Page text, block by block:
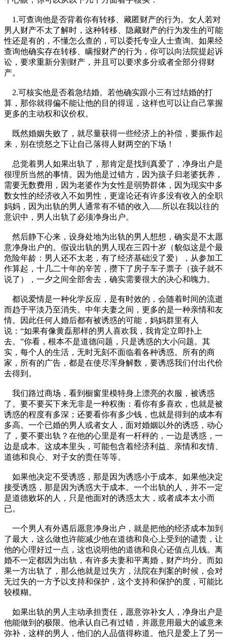
1.可查询他是否背着你有转移、藏匿财产的行为。女人若对
男人财产不太了解时，这种转移、隐藏财产的行为发生的可能
性还是有的，不懂怎么查的，可以委托专业人士查询。如果经
查询他确实存在转移、瞒报财产的行为，你可以向法院提起诉
讼，要求重新分割财产，并且可以要求多分或者全部分得财
产。
2.可核实他是否着急结婚。若他确实跟小三有过结婚的打
算，那你就得偏不能让他的目的得逞，这样也可以让自己掌握
更多的主动权和议价权。
既然婚姻失败了，就尽量获得一些经济上的补偿，要振作起
来，别在愤怒之下让自己落得人财两空的下场！
总觉着男人如果出轨了，那肯定是找到真爱了，净身出户是
很理所当然的事情。因为他是过错方，因为孩子归老婆抚养，
需要无数费用，因为老婆作为女性是弱势群体，因为现实中多
数女性的经济收入不如男性，更遑论还有许多没有收入的全职
妈妈，因为出轨的男人通常有不错的收入......所以在我以往的
意识中，男人出轨了必须净身出户。
然后静下心来，设身处地为出轨的男人想想，确实是不太愿
意净身出户的。假设出轨的男人现在三四十岁（貌似这是个最
危险年龄：男人还不太老，有了经济基础没了爱），从参加工
作算起，十几二十年的辛苦，攒下了房子车子票子（孩子就不
说了），一夕之间全部舍去，确实需要很大的决心和魄力。
都说爱情是一种化学反应，是有时效的，会随着时间的流逝
而趋于平淡乃至消失。中年夫妻之间，更多的是一种亲情和友
情。因此任何人婚后都有被诱惑的可能，妈妈群里有人
说：“如果有像黄磊那样的男人喜欢我，我肯定立即扑上
去。”你看，根本不是道德问题，只是诱惑的大小问题。其
实，每个人的生活，无时无刻不面临着各种诱惑。所有的商
家，所有的广告，都是在使尽浑身解数，要诱惑我们付出代价
去得到。
我们路过商场，看到橱窗里模特身上漂亮的衣服，被诱惑
了。要不要买下来无非是一种权衡：看你有多喜欢，也就是被
诱惑的程度有多深；还要看你有多少钱，也就是得到的成本有
多高。一个已婚的男人或者女人，面对婚姻以外的诱惑，动心
了，要不要出轨？在他的心里是有一杆秤的，一边是诱惑，一
边是成本。这成本里头，可能包含着经济利益、亲情和友情、
道德和良心、对子女的责任等等。
如果他决定不受诱惑，那是因为诱惑小于成本。如果他决定
接受诱惑，那是因为诱惑大于成本。一个出轨的人，并不一定
是道德败坏的人，只是他面对的诱惑太大，或者成本太小而
已。
一个男人有外遇后愿意净身出户，就是把他的经济成本加到
了最大，这么做也许能减少他在道德和良心上受到的谴责，让
他的心理好过一点，这也说明他的道德和良心还值点儿钱。离
婚不一定都因为出轨，有许多夫妻和平离婚，财产均分。而如
果一方出轨了，那么他就是过失方，法院在判案的时候，会对
无过失的一方予以支持和保护，这个支持和保护的度，可能比
较模糊。
如果出轨的男人主动承担责任，愿意弥补女人，净身出户是
他能做到的极限。他承认自己有过错，并愿意用最大的诚意来
弥补，这样的男人，他们的人品值得称道。他只是爱上了另一